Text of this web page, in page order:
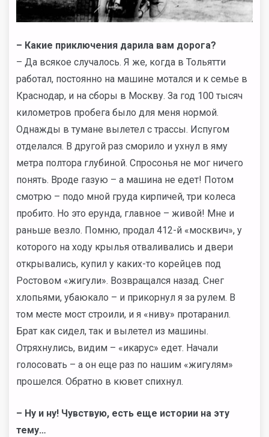
– Какие приключения дарила вам дорога?
– Да всякое случалось. Я же, когда в Тольятти
работал, постоянно на машине мотался и к семье в
Краснодар, и на сборы в Москву. За год 100 тысяч
километров пробега было для меня нормой.
Однажды в тумане вылетел с трассы. Испугом
отделался. В другой раз сморило и ухнул в яму
метра полтора глубиной. Спросонья не мог ничего
понять. Вроде газую – а машина не едет! Потом
смотрю – подо мной груда кирпичей, три колеса
пробито. Но это ерунда, главное – живой! Мне и
раньше везло. Помню, продал 412-й «москвич», у
которого на ходу крылья отваливались и двери
открывались, купил у каких-то корейцев под
Ростовом «жигули». Возвращался назад. Снег
хлопьями, убаюкало – и прикорнул я за рулем. В
том месте мост строили, и я «ниву» протаранил.
Брат как сидел, так и вылетел из машины.
Отряхнулись, видим – «икарус» едет. Начали
голосовать – а он еще раз по нашим «жигулям»
прошелся. Обратно в кювет спихнул.
– Ну и ну! Чувствую, есть еще истории на эту
тему…